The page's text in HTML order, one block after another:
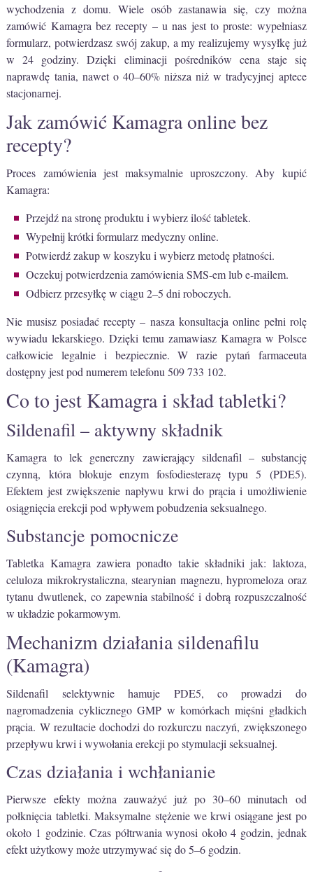
wychodzenia z domu. Wiele osób zastanawia się, czy można
zamówić Kamagra bez recepty – u nas jest to proste: wypełniasz
formularz, potwierdzasz swój zakup, a my realizujemy wysyłkę już
w 24 godziny. Dzięki eliminacji pośredników cena staje się
naprawdę tania, nawet o 40–60% niższa niż w tradycyjnej aptece
stacjonarnej.
Jak zamówić Kamagra online bez
recepty?
Proces zamówienia jest maksymalnie uproszczony. Aby kupić
Kamagra:
Przejdź na stronę produktu i wybierz ilość tabletek.
Wypełnij krótki formularz medyczny online.
Potwierdź zakup w koszyku i wybierz metodę płatności.
Oczekuj potwierdzenia zamówienia SMS-em lub e-mailem.
Odbierz przesyłkę w ciągu 2–5 dni roboczych.
Nie musisz posiadać recepty – nasza konsultacja online pełni rolę
wywiadu lekarskiego. Dzięki temu zamawiasz Kamagra w Polsce
całkowicie legalnie i bezpiecznie. W razie pytań farmaceuta
dostępny jest pod numerem telefonu 509 733 102.
Co to jest Kamagra i skład tabletki?
Sildenafil – aktywny składnik
Kamagra to lek generczny zawierający sildenafil – substancję
czynną, która blokuje enzym fosfodiesterazę typu 5 (PDE5).
Efektem jest zwiększenie napływu krwi do prącia i umożliwienie
osiągnięcia erekcji pod wpływem pobudzenia seksualnego.
Substancje pomocnicze
Tabletka Kamagra zawiera ponadto takie składniki jak: laktoza,
celuloza mikrokrystaliczna, stearynian magnezu, hypromeloza oraz
tytanu dwutlenek, co zapewnia stabilność i dobrą rozpuszczalność
w układzie pokarmowym.
Mechanizm działania sildenafilu
(Kamagra)
Sildenafil selektywnie hamuje PDE5, co prowadzi do
nagromadzenia cyklicznego GMP w komórkach mięśni gładkich
prącia. W rezultacie dochodzi do rozkurczu naczyń, zwiększonego
przepływu krwi i wywołania erekcji po stymulacji seksualnej.
Czas działania i wchłanianie
Pierwsze efekty można zauważyć już po 30–60 minutach od
połknięcia tabletki. Maksymalne stężenie we krwi osiągane jest po
około 1 godzinie. Czas półtrwania wynosi około 4 godzin, jednak
efekt użytkowy może utrzymywać się do 5–6 godzin.